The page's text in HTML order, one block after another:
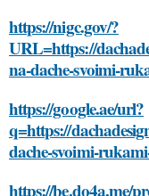
https://nigc.gov/?
URL=https://
na-dache-svoimi-
https://google.ae/url?
q=https://
dache-svoimi-
https://be.do4a.me/